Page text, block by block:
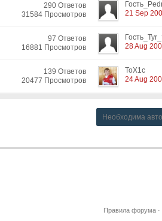
290 Ответов
31584 Просмотров
21 Sep
97 Ответов
16881 Просмотров
28 Aug
139 Ответов
20477 Просмотров
ToX1c
24 Aug
Необходима
Правила форума·